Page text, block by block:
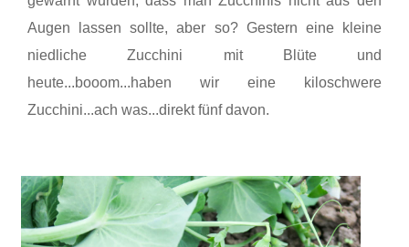
Augen lassen sollte, aber so? Gestern eine kleine
niedliche Zucchini mit Blüte und
heute...booom...haben wir eine kiloschwere
Zucchini...ach was...direkt fünf davon.